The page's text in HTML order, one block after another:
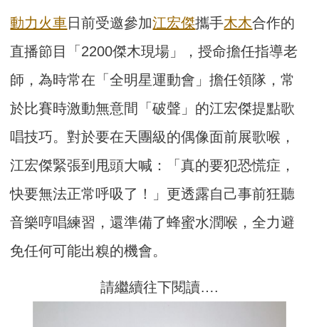
動力火車日前受邀參加江宏傑攜手木木合作的
直播節目「2200傑木現場」，授命擔任指導老
師，為時常在「全明星運動會」擔任領隊，常
於比賽時激動無意間「破聲」的江宏傑提點歌
唱技巧。對於要在天團級的偶像面前展歌喉，
江宏傑緊張到甩頭大喊：「真的要犯恐慌症，
快要無法正常呼吸了！
」更透露自己事前狂聽
音樂哼唱練習，還準備了蜂蜜水潤喉，全力避
免任何可能出糗的機會。
請繼續往下閱讀….